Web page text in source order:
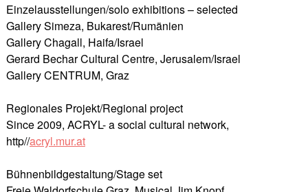
Einzelausstellungen/solo exhibitions – selected
Gallery Simeza, Bukarest/Rumänien
Gallery Chagall, Haifa/Israel
Gerard Bechar Cultural Centre, Jerusalem/Israel
Gallery CENTRUM, Graz
Regionales Projekt/Regional project
Since 2009, ACRYL- a social cultural network,
http//acryl.mur.at
Bühnenbildgestaltung/Stage set